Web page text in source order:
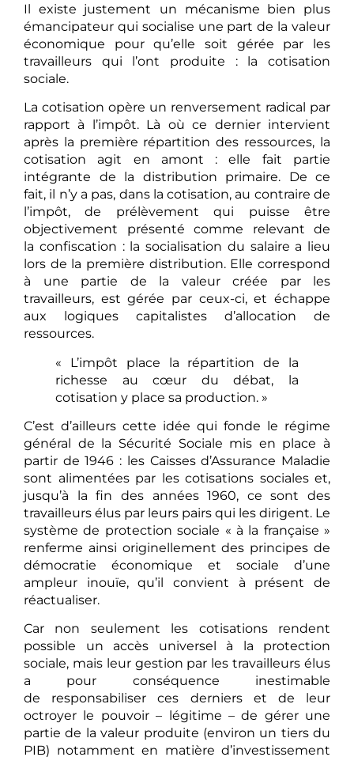
Il existe justement
un mécanisme bien plus
émancipateur qui socialise une part de la valeur
économique pour qu’elle soit gérée par les
travailleurs qui l’ont produite : la cotisation
sociale.
La cotisation opère un renversement radical par
rapport à l’impôt. Là où ce dernier intervient
après la première répartition des ressources, la
cotisation agit en amont : elle fait partie
intégrante de la distribution primaire. De ce
fait, il n’y a pas, dans la cotisation, au contraire de
l’impôt, de prélèvement qui puisse être
objectivement présenté comme relevant de
la confiscation : la socialisation du salaire a lieu
lors de la première distribution. Elle correspond
à une partie de la valeur créée par les
travailleurs, est gérée par ceux-ci, et échappe
aux logiques capitalistes d’allocation de
ressources.
« L’impôt place la répartition de la
richesse au cœur du débat, la
cotisation y place sa production. »
C’est d’ailleurs cette idée qui fonde le régime
général de la Sécurité Sociale mis en place à
partir de 1946 : les Caisses d’Assurance Maladie
sont alimentées par les cotisations sociales et,
jusqu’à la fin des années 1960, ce sont des
travailleurs élus par leurs pairs qui les dirigent. Le
système de protection sociale « à la française »
renferme ainsi originellement des principes de
démocratie économique et sociale d’une
ampleur inouïe, qu’il convient à présent de
réactualiser.
Car non seulement les cotisations rendent
possible un accès universel à la protection
sociale, mais leur gestion par les travailleurs élus
a pour conséquence inestimable
de responsabiliser ces derniers et de leur
octroyer le pouvoir – légitime – de gérer une
partie de la valeur produite (environ un tiers du
PIB) notamment en matière d’investissement